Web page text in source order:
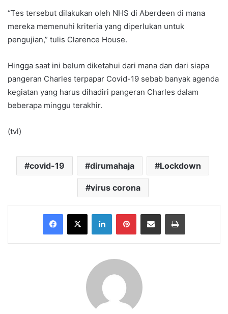
“Tes tersebut dilakukan oleh NHS di Aberdeen di mana
mereka memenuhi kriteria yang diperlukan untuk
pengujian,” tulis Clarence House.
Hingga saat ini belum diketahui dari mana dan dari siapa
pangeran Charles terpapar Covid-19 sebab banyak agenda
kegiatan yang harus dihadiri pangeran Charles dalam
beberapa minggu terakhir.
(tvl)
covid-19 dirumahaja Lockdown
virus corona
Facebook
X LinkedInPinterestShare via Email Print